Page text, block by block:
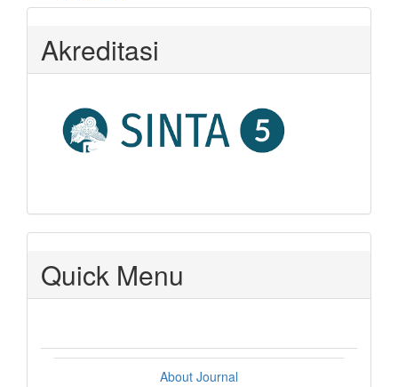
Akreditasi
Quick Menu
About Journal